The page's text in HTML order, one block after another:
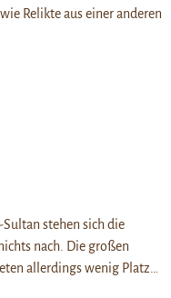
Relikte aus einer anderen
stehen sich die
nach. Die großen
allerdings wenig Platz…